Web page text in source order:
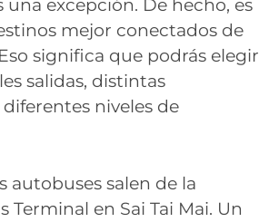
una excepción. De hecho, es
mejor conectados de
significa que podrás elegir
salidas, distintas
niveles de
autobuses salen de la
Terminal en Sai Tai Mai. Un